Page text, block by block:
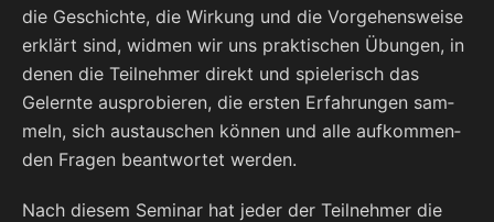
die Geschich­te, die Wir­kung und die Vor­ge­hens­wei­se
erklärt sind, wid­men wir uns prak­ti­schen Übun­gen, in
denen die Teil­neh­mer direkt und spie­le­risch das
Gelern­te aus­pro­bie­ren, die ers­ten Erfah­run­gen sam­
meln, sich aus­tau­schen kön­nen und alle auf­kom­men­
den Fra­gen beant­wor­tet werden.
Nach die­sem Semi­nar hat jeder der Teil­neh­mer die